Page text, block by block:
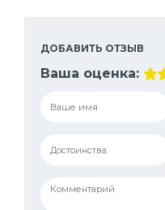
ДОБАВИТЬ ОТЗЫВ
Ваша оценка: